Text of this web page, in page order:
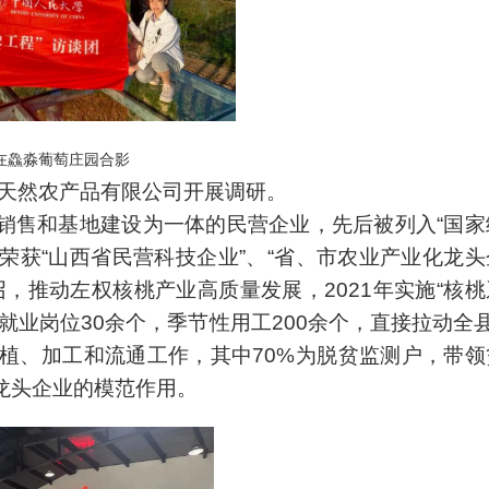
淼葡萄庄园合影
农产品有限公司开展调研。
和基地建设为一体的民营企业，先后被列入“国家
获“山西省民营科技企业”、“省、市农业产业化龙头
推动左权核桃产业高质量发展，2021年实施“核
业岗位30余个，季节性用工200余个，直接拉动全
、加工和流通工作，其中70%为脱贫监测户，带领
企业的模范作用。